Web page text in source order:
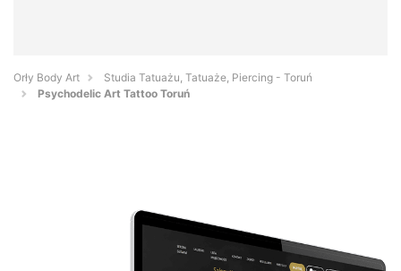
Orły Body Art
Studia Tatuażu, Tatuaże, Piercing - Toruń
Psychodelic Art Tattoo Toruń